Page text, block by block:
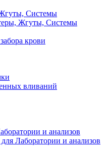
Системы
Жгуты, Системы
крови
вливаний
и анализов
Лаборатории и анализов